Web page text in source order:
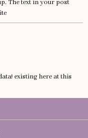
The text in your post
existing here at this